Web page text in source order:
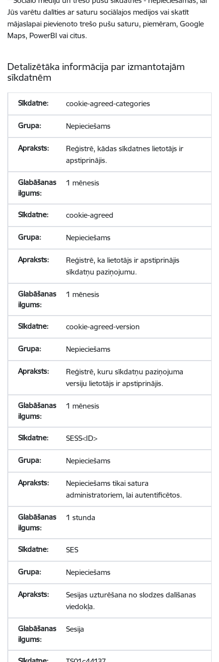
Jūs varētu dalīties ar saturu sociālajos medijos vai skatīt
mājaslapai pievienoto trešo pušu saturu, piemēram, Google
Maps, PowerBI vai citus.
Detalizētāka informācija par izmantotajām
sīkdatnēm
cookie-agreed-categories
Nepieciešams
Reģistrē, kādas sīkdatnes lietotājs ir
apstiprinājis.
1 mēnesis
cookie-agreed
Nepieciešams
Reģistrē, ka lietotājs ir apstiprinājis
sīkdatņu paziņojumu.
1 mēnesis
cookie-agreed-version
Nepieciešams
Reģistrē, kuru sīkdatņu paziņojuma
versiju lietotājs ir apstiprinājis.
1 mēnesis
SESS<ID>
Nepieciešams
Nepieciešams tikai satura
administratoriem, lai autentificētos.
1 stunda
SES
Nepieciešams
Sesijas uzturēšana no slodzes dalīšanas
viedokļa.
Sesija